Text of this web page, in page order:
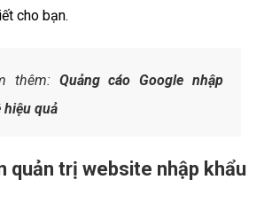
cho bạn.
thêm: Quảng cáo Google nhập
hiệu quả
quản trị website nhập khẩu